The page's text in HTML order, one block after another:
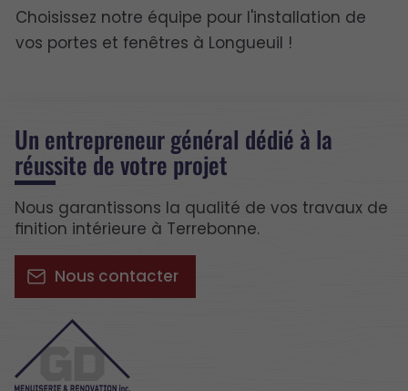
Choisissez notre équipe pour l'installation de
vos portes et fenêtres à Longueuil !
Un entrepreneur général dédié à la
réussite de votre projet
Nous garantissons la qualité de vos travaux de
finition intérieure à Terrebonne.
Nous contacter